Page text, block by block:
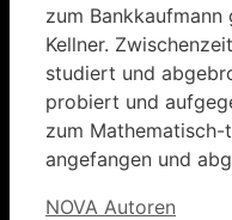
zum
Kellner.
studiert und
probiert und
zum Mathematisch-
angefangen und
Kategorien
NOVA Autoren